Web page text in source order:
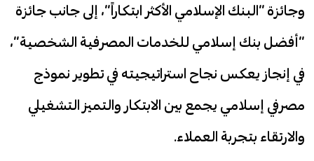
وجائزة “البنك الإسلامي الأكثر ابتكاراً”، إلى جانب جائزة
“أفضل بنك إسلامي للخدمات المصرفية الشخصية”،
في إنجاز يعكس نجاح استراتيجيته في تطوير نموذج
مصرفي إسلامي يجمع بين الابتكار والتميز التشغيلي
والارتقاء بتجربة العملاء.